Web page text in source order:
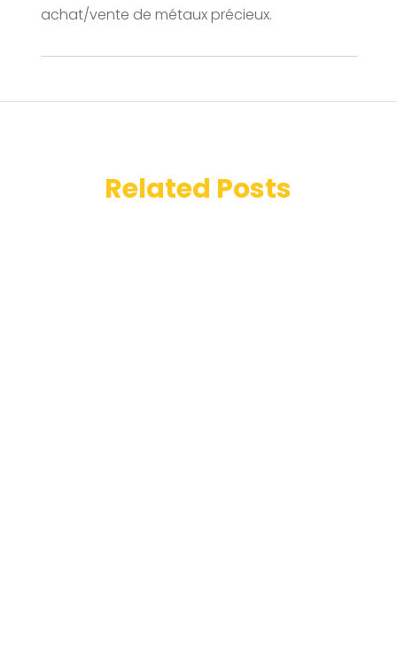
achat/vente de métaux précieux.
Related Posts